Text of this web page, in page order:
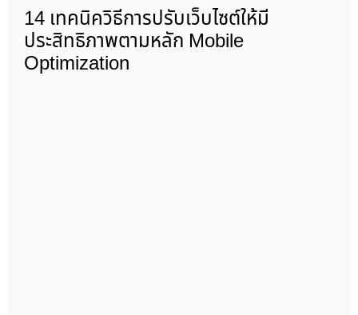
14 เทคนิควิธีการปรับเว็บไซต์ให้มี
ประสิทธิภาพตามหลัก Mobile
Optimization